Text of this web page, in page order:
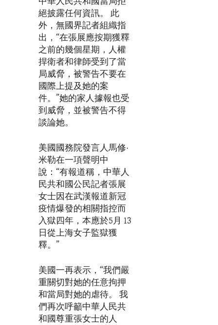
中華人民共和國當局拒
絕披露任何資訊。 此
外，無國界記者組織指
出，“在張展應按期獲釋
之前的幾個星期，人權
捍衛者和律師受到了當
局威脅，被警告不要在
國際上提及她的案
件。”她的家人據報也受
到威脅，並被警告不得
談論她。
美國國務院發言人馬修·
米勒在一項聲明中
說：“有報道稱，中華人
民共和國公民記者張展
女士因在武漢報道新冠
疫情爆發的相關指控而
入獄四年，本應於5月 13
日從上海女子監獄獲
釋。”
美國一再表示，“我們嚴
重關切對她的任意拘押
和當局對她的虐待。 我
們再次呼籲中華人民共
和國尊重張女士的人